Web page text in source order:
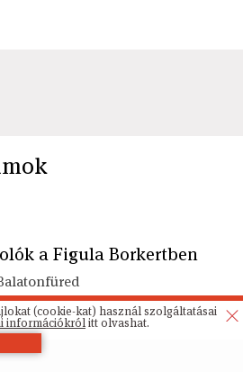
a Figula Borkertben
(cookie-kat) használ szolgáltatásai
információkrólitt olvashat.